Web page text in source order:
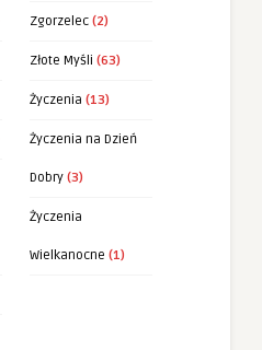
Zgorzelec (2)
Złote Myśli (63)
Życzenia (13)
Życzenia na Dzień
Dobry (3)
Życzenia
Wielkanocne (1)